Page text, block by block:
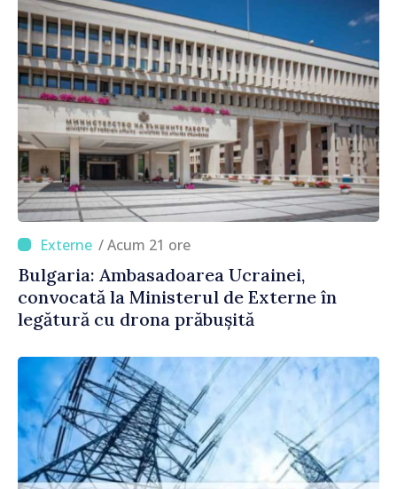
/ Acum 21 ore
Bulgaria: Ambasadoarea Ucrainei,
convocată la Ministerul de Externe în
legătură cu drona prăbușită